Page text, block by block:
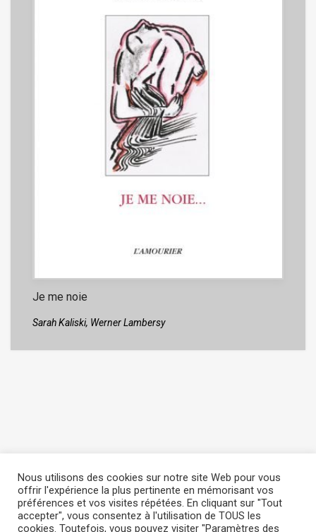
Je me noie
Sarah Kaliski, Werner Lambersy
Copyright © 2022L' Amourier éditions
Nous utilisons des cookies sur notre site Web pour vous
offrir l'expérience la plus pertinente en mémorisant vos
préférences et vos visites répétées. En cliquant sur "Tout
accepter", vous consentez à l'utilisation de TOUS les
cookies. Toutefois, vous pouvez visiter "Paramètres des